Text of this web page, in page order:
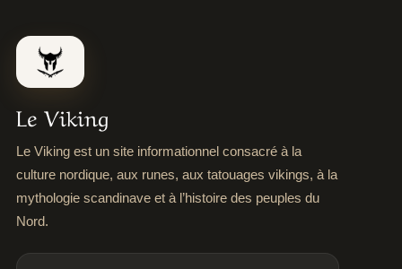
Le Viking
Le Viking est un site informationnel consacré à la
culture nordique, aux runes, aux tatouages vikings, à la
mythologie scandinave et à l’histoire des peuples du
Nord.